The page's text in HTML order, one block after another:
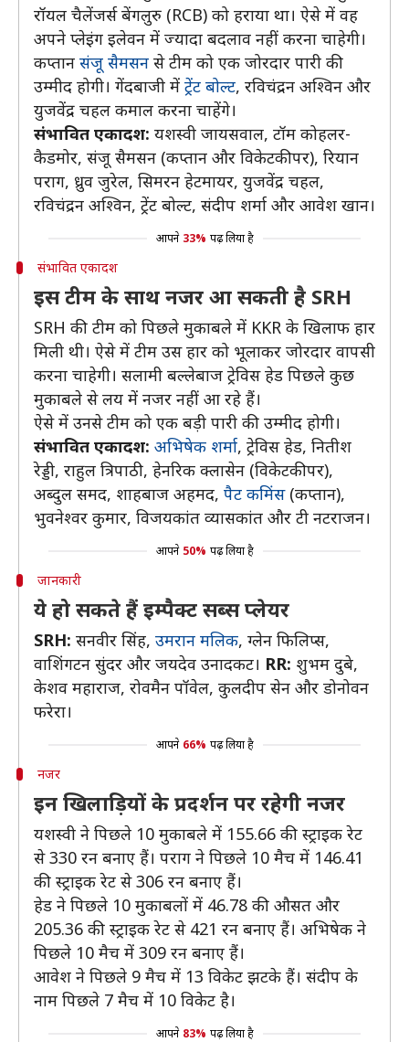
रॉयल चैलेंजर्स बेंगलुरु (RCB) को हराया था। ऐसे में वह
अपने प्लेइंग इलेवन में ज्यादा बदलाव नहीं करना चाहेगी।
कप्तान संजू सैमसन से टीम को एक जोरदार पारी की
उम्मीद होगी। गेंदबाजी में ट्रेंट बोल्ट, रविचंद्रन अश्विन और
युजवेंद्र चहल कमाल करना चाहेंगे।
संभावित एकादश: यशस्वी जायसवाल, टॉम कोहलर-
कैडमोर, संजू सैमसन (कप्तान और विकेटकीपर), रियान
पराग, ध्रुव जुरेल, सिमरन हेटमायर, युजवेंद्र चहल,
रविचंद्रन अश्विन, ट्रेंट बोल्ट, संदीप शर्मा और आवेश खान।
आपने 33% पढ़ लिया है
संभावित एकादश
इस टीम के साथ नजर आ सकती है SRH
SRH की टीम को पिछले मुकाबले में KKR के खिलाफ हार
मिली थी। ऐसे में टीम उस हार को भूलाकर जोरदार वापसी
करना चाहेगी। सलामी बल्लेबाज ट्रेविस हेड पिछले कुछ
मुकाबले से लय में नजर नहीं आ रहे हैं।
ऐसे में उनसे टीम को एक बड़ी पारी की उम्मीद होगी।
संभावित एकादश: अभिषेक शर्मा, ट्रेविस हेड, नितीश
रेड्डी, राहुल त्रिपाठी, हेनरिक क्लासेन (विकेटकीपर),
अब्दुल समद, शाहबाज अहमद, पैट कमिंस(कप्तान),
भुवनेश्वर कुमार, विजयकांत व्यासकांत और टी नटराजन।
आपने 50% पढ़ लिया है
जानकारी
ये हो सकते हैं इम्पैक्ट सब्स प्लेयर
SRH: सनवीर सिंह, उमरान मलिक, ग्लेन फिलिप्स,
वाशिंगटन सुंदर और जयदेव उनादकट। RR: शुभम दुबे,
केशव महाराज, रोवमैन पॉवेल, कुलदीप सेन और डोनोवन
फरेरा।
आपने 66% पढ़ लिया है
नजर
इन खिलाड़ियों के प्रदर्शन पर रहेगी नजर
यशस्वी ने पिछले 10 मुकाबले में 155.66 की स्ट्राइक रेट
से 330 रन बनाए हैं। पराग ने पिछले 10 मैच में 146.41
की स्ट्राइक रेट से 306 रन बनाए हैं।
हेड ने पिछले 10 मुकाबलों में 46.78 की औसत और
205.36 की स्ट्राइक रेट से 421 रन बनाए हैं। अभिषेक ने
पिछले 10 मैच में 309 रन बनाए हैं।
आवेश ने पिछले 9 मैच में 13 विकेट झटके हैं। संदीप के
नाम पिछले 7 मैच में 10 विकेट है।
आपने 83% पढ़ लिया है